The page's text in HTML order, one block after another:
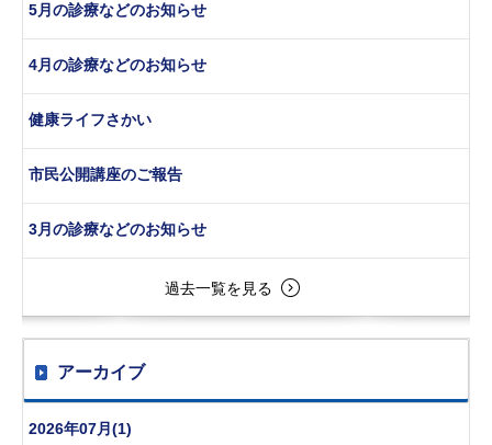
5月の診療などのお知らせ
4月の診療などのお知らせ
健康ライフさかい
市民公開講座のご報告
3月の診療などのお知らせ
過去一覧を見る
アーカイブ
2026年07月(1)